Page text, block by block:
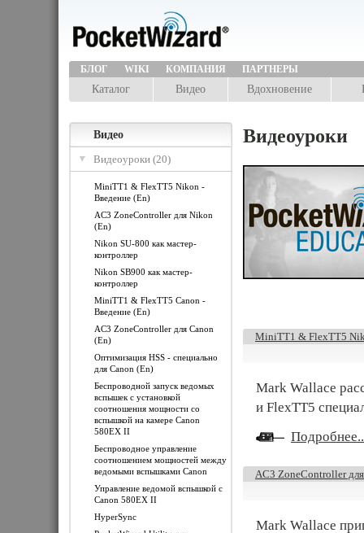
БЛОГ WIKI КОМПАНИЯ ПАРТНЕРЫ
Каталог Видео Вдохновение
Видео
Видеоуроки (20)
MiniTT1 & FlexTT5 Nikon -
Введение (En)
AC3 ZoneController для Nikon
(En)
Nikon SU-800 как мастер-
контроллер
Nikon SB900 как мастер-
контроллер
MiniTT1 & FlexTT5 Canon -
Введение (En)
AC3 ZoneController для Canon
(En)
Оптимизация HSS - специально
для Canon (En)
Беспроводной запуск ведомых
вспышек с установкой
соотношения мощности со
вспышкой на камере Canon
580EX II
Беспроводное управление
соотношением мощностей между
ведомыми вспышками Canon
Управление ведомой вспышкой с
Canon 580EX II
HyperSync
Видеоуроки
MiniTT1 & FlexTT5
Mark Wallace
и FlexTT5
AC3 ZoneController
Mark Wallace